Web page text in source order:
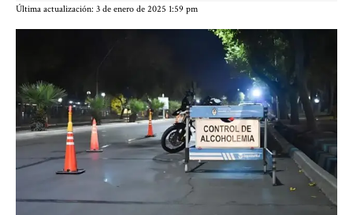
Última actualización: 3 de enero de 2025 1:59 pm